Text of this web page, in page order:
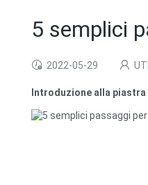
5 semplici
2022-05-29
Introduzione alla